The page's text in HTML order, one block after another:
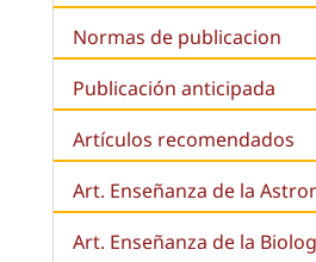
Normas de publicacion
Publicación anticipada
Artículos recomendados
Art. Enseñanza de la
Art. Enseñanza de la